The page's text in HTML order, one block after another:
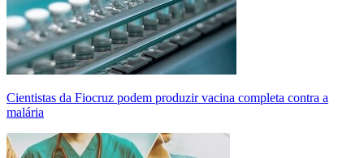
Cientistas da Fiocruz podem produzir vacina completa contra a
malária